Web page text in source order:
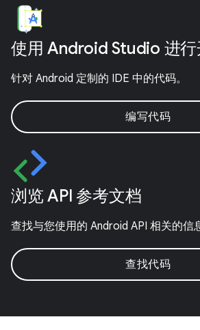
使用 Android Studio 进行
针对 Android 定制的 IDE 中的代码。
编写代码
浏览 API 参考文档
查找与您使用的 Android API 相关的信
查找代码